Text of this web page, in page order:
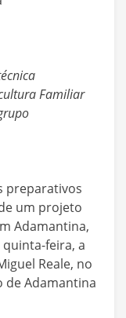
Familiar
preparativos
um projeto
Adamantina,
feira, a
Reale, no
de Adamantina